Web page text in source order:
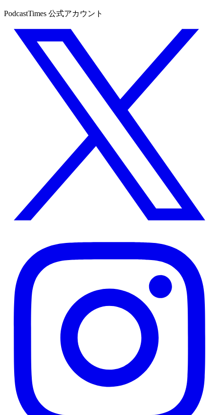
PodcastTimes 公式アカウント